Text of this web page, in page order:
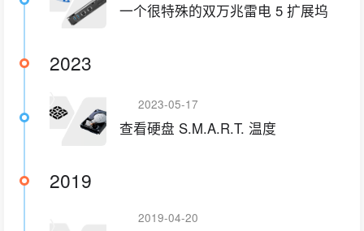
一个很特殊的双万兆雷电 5 扩展坞
2023
2023-05-17
查看硬盘 S.M.A.R.T. 温度
2019
2019-04-20